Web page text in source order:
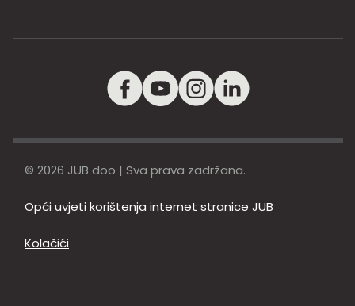
© 2026 JUB doo | Sva prava zadržana.
Opći uvjeti korištenja internet stranice JUB
Kolačići